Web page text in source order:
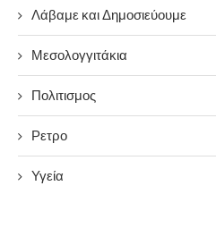
Λάβαμε και Δημοσιεύουμε
Μεσολογγιτάκια
Πολιτισμος
Ρετρο
Υγεία